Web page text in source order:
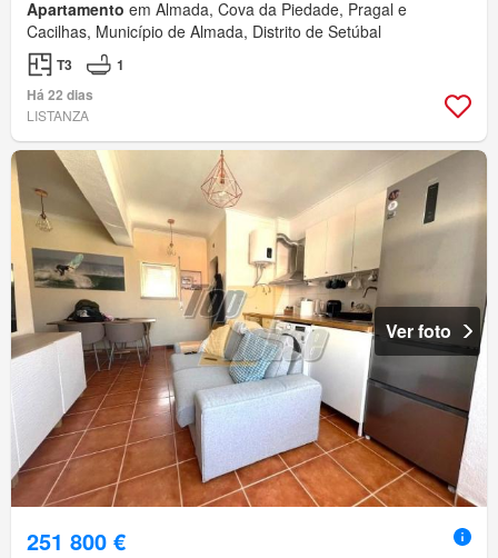
Apartamento em Almada, Cova da Piedade, Pragal e
Cacilhas, Município de Almada, Distrito de Setúbal
T3
1
Há 22 dias
LISTANZA
Ver foto
251 800 €